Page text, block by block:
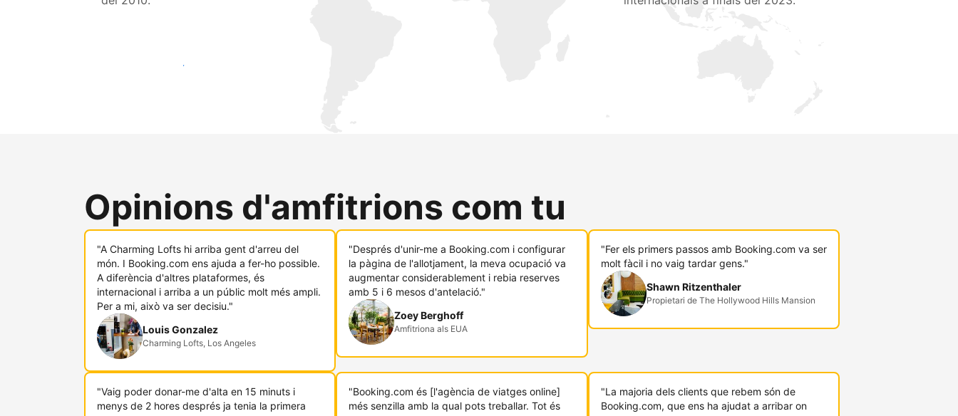
Arriba a nous clients avui mateix
Opinions d'amfitrions com tu
"A Charming Lofts hi arriba gent d'arreu del
món. I Booking.com ens ajuda a fer-ho possible.
A diferència d'altres plataformes, és
internacional i arriba a un públic molt més ampli.
Per a mi, això va ser decisiu."
Louis Gonzalez
Charming Lofts, Los Angeles
"Després d'unir-me a Booking.com i configurar
la pàgina de l'allotjament, la meva ocupació va
augmentar considerablement i rebia reserves
amb 5 i 6 mesos d'antelació."
Zoey Berghoff
Amfitriona als EUA
"Fer els primers passos amb Booking.com va ser
molt fàcil i no vaig tardar gens."
Shawn Ritzenthaler
Propietari de The Hollywood Hills Mansion
"Vaig poder donar-me d'alta en 15 minuts i
menys de 2 hores després ja tenia la primera
"Booking.com és [l'agència de viatges online]
més senzilla amb la qual pots treballar. Tot és
"La majoria dels clients que rebem són de
Booking.com, que ens ha ajudat a arribar on